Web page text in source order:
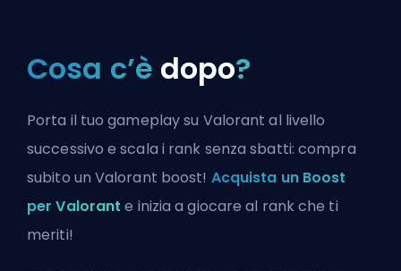
Cosa c’è dopo?
Porta il tuo gameplay su Valorant al livello
successivo e scala i rank senza sbatti: compra
subito un Valorant boost! Acquista un Boost
per Valorant e inizia a giocare al rank che ti
meriti!